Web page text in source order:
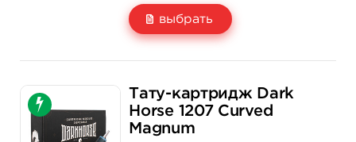
выбрать
Цена
Количество
2 210 руб.
купить
Тату-картридж Dark
Horse 1207 Curved
Magnum